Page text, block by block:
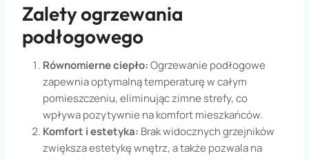
Zalety ogrzewania
podłogowego
Równomierne ciepło:Ogrzewanie podłogowe
zapewnia optymalną temperaturę w całym
pomieszczeniu, eliminując zimne strefy, co
wpływa pozytywnie na komfort mieszkańców.
Komfort i estetyka: Brak widocznych grzejników
zwiększa estetykę wnętrz, a także pozwala na